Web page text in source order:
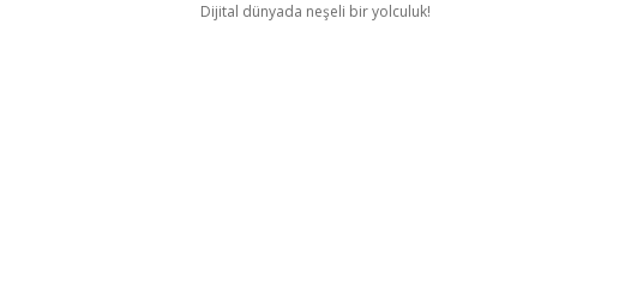
Dijital dünyada neşeli bir yolculuk!